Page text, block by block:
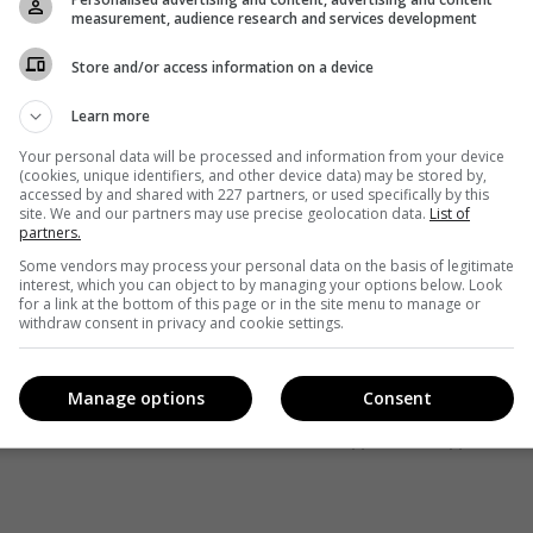
Пишемо з любов'ю
нас листи
* Підписатись→
Наступна стаття
КАНАЛ «УКРАЇНА» ПОКАЖЕ
measurement, audience research and services development
Store and/or access information on a device
Learn more
Your personal data will be processed and information from your device
(cookies, unique identifiers, and other device data) may be stored by,
accessed by and shared with 227 partners, or used specifically by this
site. We and our partners may use precise geolocation data. List of
partners.
Some vendors may process your personal data on the basis of legitimate
interest, which you can object to by managing your options below. Look
for a link at the bottom of this page or in the site menu to manage or
withdraw consent in privacy and cookie settings.
Consent
Manage options